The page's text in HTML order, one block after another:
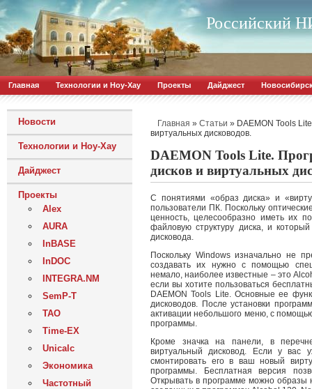
Российский
Главная Технологии и Ноу-Хау Проекты Дайджест
Новости
Технологии и Ноу-Хау
Дайджест
Проекты
Alex
AURA
InBASE
InDOC
INTEGRA.NM
SemP-T
ТАО
Time-EX
Unicalc
Экономика
Частотный
Главная » Статьи » DAEMON Tools
виртуальных дисководов.
DAEMON Tools Lite.
дисков и виртуальных
С понятиями «образ диска» и
пользователи ПК. Поскольку
ценность, целесообразно иметь их
файловую структуру диска, и
дисковода.
Поскольку Windows изначально не
создавать их нужно с помощью
немало, наиболее известные – это
если вы хотите пользоваться
DAEMON Tools Lite. Основные ее
дисководов. После установки
активации небольшого меню, с
программы.
Кроме значка на панели, в
виртуальный дисковод. Если у вас
смонтировать его в ваш новый
программы. Бесплатная версия
Открывать в программе можно образы